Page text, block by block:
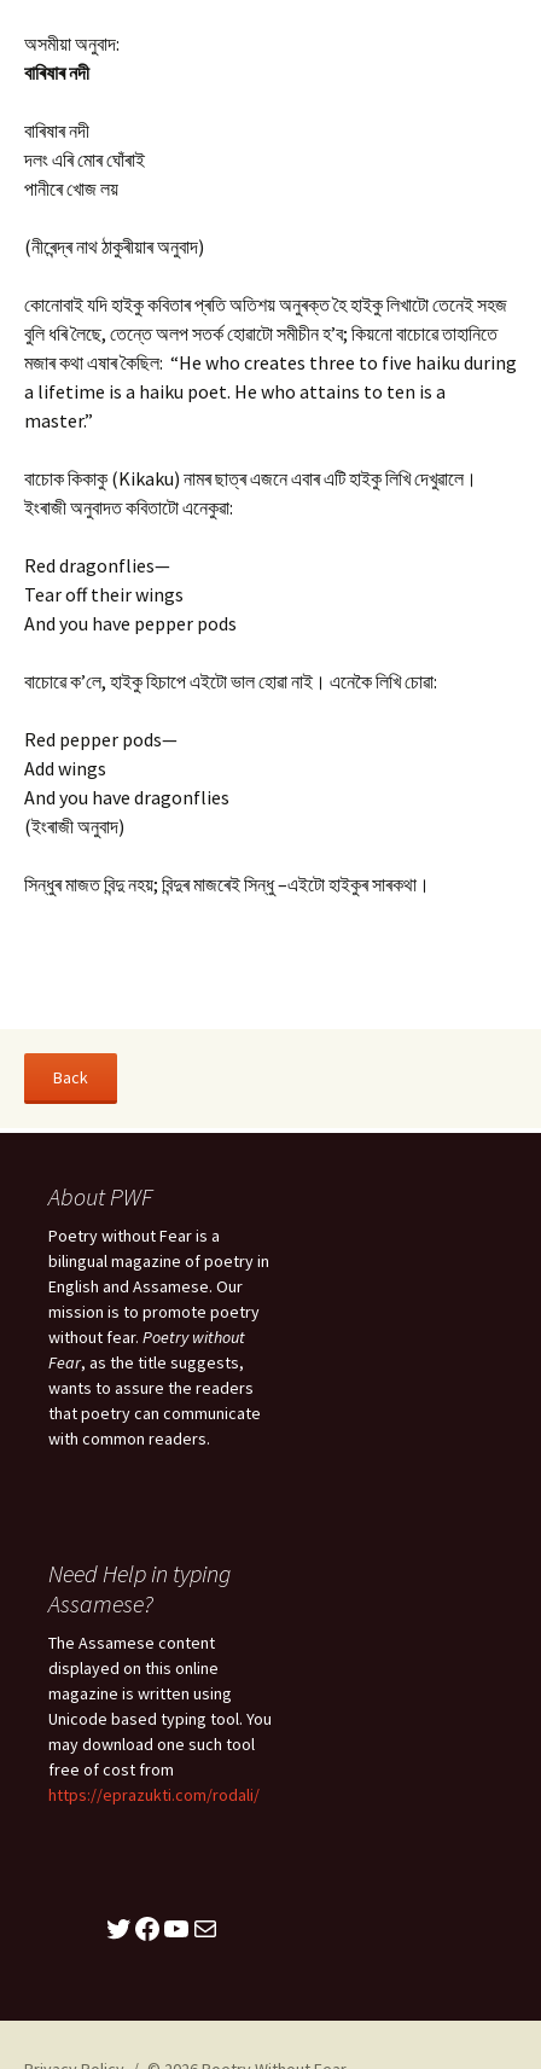
অসমীয়া অনুবাদ:
বাৰিষাৰ নদী
বাৰিষাৰ নদী
দলং এৰি মোৰ ঘোঁৰাই
পানীৰে খোজ লয়
(নীৰেন্দ্ৰ নাথ ঠাকুৰীয়াৰ অনুবাদ)
কোনোবাই যদি হাইকু কবিতাৰ প্ৰতি অতিশয় অনুৰক্ত হৈ হাইকু লিখাটো তেনেই সহজ
বুলি ধৰি লৈছে, তেন্তে অলপ সতৰ্ক হোৱাটো সমীচীন হ’ব; কিয়নো বাচোৱে তাহানিতে
মজাৰ কথা এষাৰ কৈছিল: “He who creates three to five haiku during
a lifetime is a haiku poet. He who attains to ten is a
master.”
বাচোক কিকাকু (Kikaku) নামৰ ছাত্ৰ এজনে এবাৰ এটি হাইকু লিখি দেখুৱালে।
ইংৰাজী অনুবাদত কবিতাটো এনেকুৱা:
Red dragonflies—
Tear off their wings
And you have pepper pods
বাচোৱে ক’লে, হাইকু হিচাপে এইটো ভাল হোৱা নাই। এনেকৈ লিখি চোৱা:
Red pepper pods—
Add wings
And you have dragonflies
(ইংৰাজী অনুবাদ)
সিন্ধুৰ মাজত বিন্দু নহয়; বিন্দুৰ মাজৰেই সিন্ধু –এইটো হাইকুৰ সাৰকথা।
About PWF
Poetry without Fear is a
bilingual magazine of poetry in
English and Assamese. Our
mission is to promote poetry
without fear. Poetry without
Fear, as the title suggests,
wants to assure the readers
that poetry can communicate
with common readers.
Need Help in typing
Assamese?
The Assamese content
displayed on this online
magazine is written using
Unicode based typing tool. You
may download one such tool
free of cost from
https://eprazukti.com/rodali/
Twitter
Facebook
YouTube
Mail